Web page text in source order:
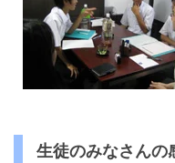
生徒のみなさん